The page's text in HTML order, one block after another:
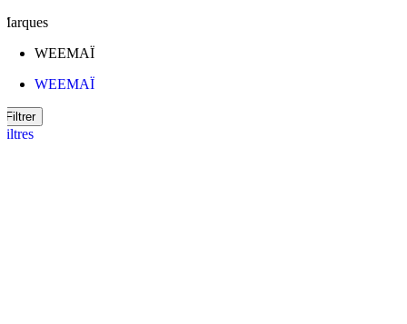
WEEMAÏ
WEEMAÏ
Filtrer